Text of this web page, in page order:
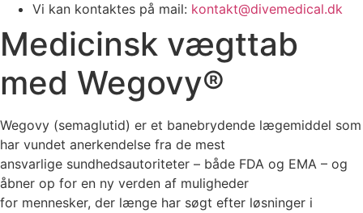
Vi kan kontaktes på mail: kontakt@divemedical.dk
Medicinsk vægttab
med Wegovy®
Wegovy (semaglutid) er et banebrydende lægemiddel som
har vundet anerkendelse fra de mest
ansvarlige sundhedsautoriteter – både FDA og EMA – og
åbner op for en ny verden af muligheder
for mennesker, der længe har søgt efter løsninger i